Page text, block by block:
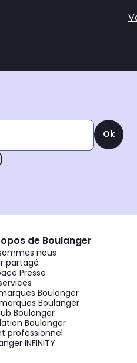
Ok
de Boulanger
nous
partagé
Presse
Boulanger
Boulanger
Boulanger
Boulanger
professionnel
INFINITY